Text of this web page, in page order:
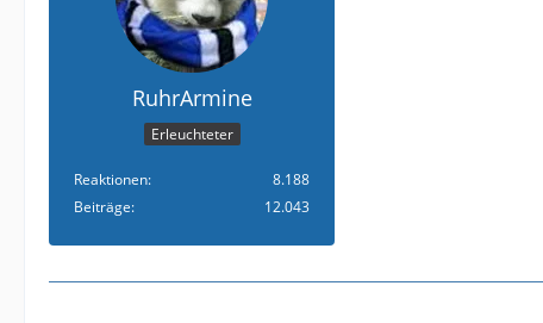
RuhrArmine
Erleuchteter
Reaktionen
8.188
Beiträge
12.043